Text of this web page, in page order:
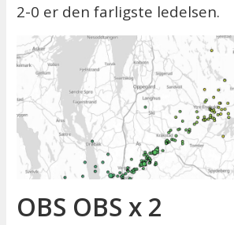
2-0 er den farligste ledelsen.
OBS OBS x 2